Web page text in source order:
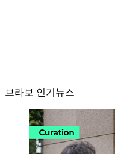
브라보 인기뉴스